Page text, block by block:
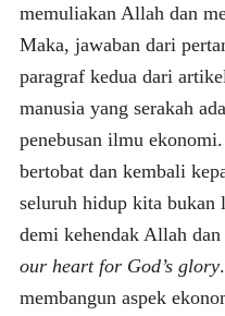
memuliakan Allah dan
Maka, jawaban dari
paragraf kedua dari
manusia yang serakah
penebusan ilmu
bertobat dan kembali
seluruh hidup kita bukan
demi kehendak Allah
our heart for God’s glory
membangun aspek